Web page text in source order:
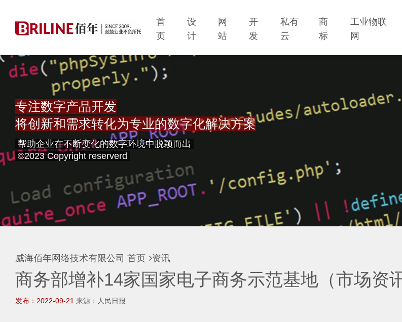
首
页
设
计
网
站
开
发
私有
云
商
标
工业物联
网
专注数字产品开发
将创新和需求转化为专业的数字化解决方案
帮助企业在不断变化的数字环境中脱颖而出
©2023 Copyright reserverd
威海佰年网络技术有限公司 首页 资讯
商务部增补14家国家电子商务示范基地（市场资讯
发布：2022-09-21 来源：人民日报